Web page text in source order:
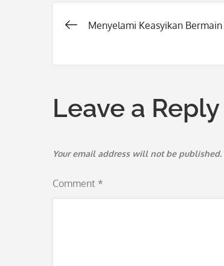
Post
Menyelami Keasyikan
Leave a Reply
Your email address will not be published.
Comment *